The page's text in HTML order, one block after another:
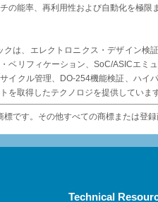
の能率、再利用性および自動化を極限
クは、エレクトロニクス・デザイン検
ベリフィケーション、SoC/ASICエミ
イクル管理、DO-254機能検証、ハイ
を取得したテクノロジを提供していま
標です。その他すべての商標または登
Technical